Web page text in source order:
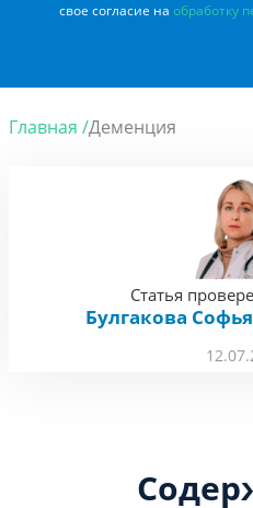
свое согласие на обработку
Главная /Деменция
Статья
Булгакова